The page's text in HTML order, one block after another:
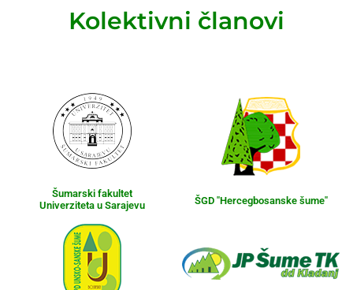
Kolektivni članovi
Šumarski fakultet
Univerziteta u Sarajevu
ŠGD "Hercegbosanske šume"